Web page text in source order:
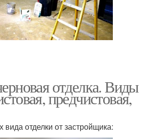
отделка. Виды
предчистовая,
вида отделки от застройщика: